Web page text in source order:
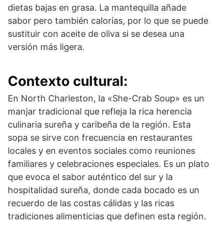
dietas bajas en grasa. La mantequilla añade
sabor pero también calorías, por lo que se puede
sustituir con aceite de oliva si se desea una
versión más ligera.
Contexto cultural:
En North Charleston, la «She-Crab Soup» es un
manjar tradicional que refleja la rica herencia
culinaria sureña y caribeña de la región. Esta
sopa se sirve con frecuencia en restaurantes
locales y en eventos sociales como reuniones
familiares y celebraciones especiales. Es un plato
que evoca el sabor auténtico del sur y la
hospitalidad sureña, donde cada bocado es un
recuerdo de las costas cálidas y las ricas
tradiciones alimenticias que definen esta región.